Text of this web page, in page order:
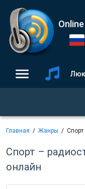
Главная Жанры Спорт
Спорт –
онлайн